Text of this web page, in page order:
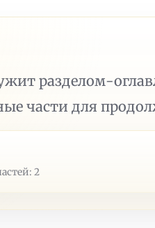
разделом-
части для
2